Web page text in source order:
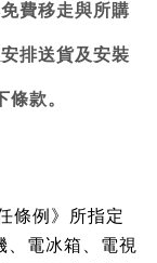
費移走與所購
排送貨及安裝
條款。
條例》所指定
、電冰箱、電視